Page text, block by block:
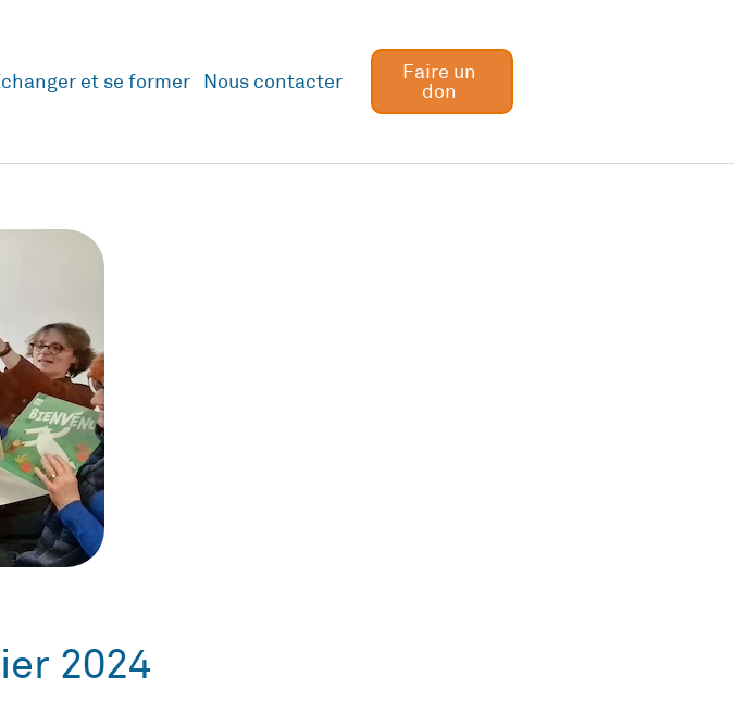
et se former Nous contacter
Faire un
don
2024